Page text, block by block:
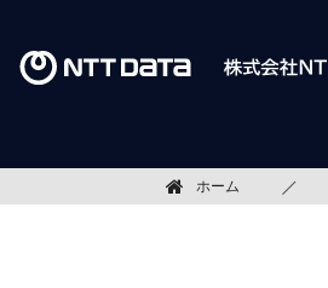
ホーム